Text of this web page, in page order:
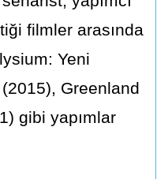
filmler arasında
Yeni
Greenland
gibi yapımlar